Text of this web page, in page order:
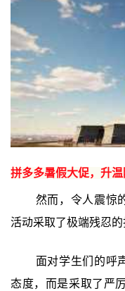
拼多多暑假大促，升
然而，令人震惊
活动采取了极端残忍的
面对学生们的呼
态度，而是采取了严